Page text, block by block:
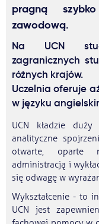
pragną
zawodową.
Na UCN
zagranicznych
różnych krajów.
Uczelnia oferuje
w języku
UCN kładzie
analityczne
otwarte, oparte
administracją i
się odwagę w
Wykształcenie - to
UCN jest